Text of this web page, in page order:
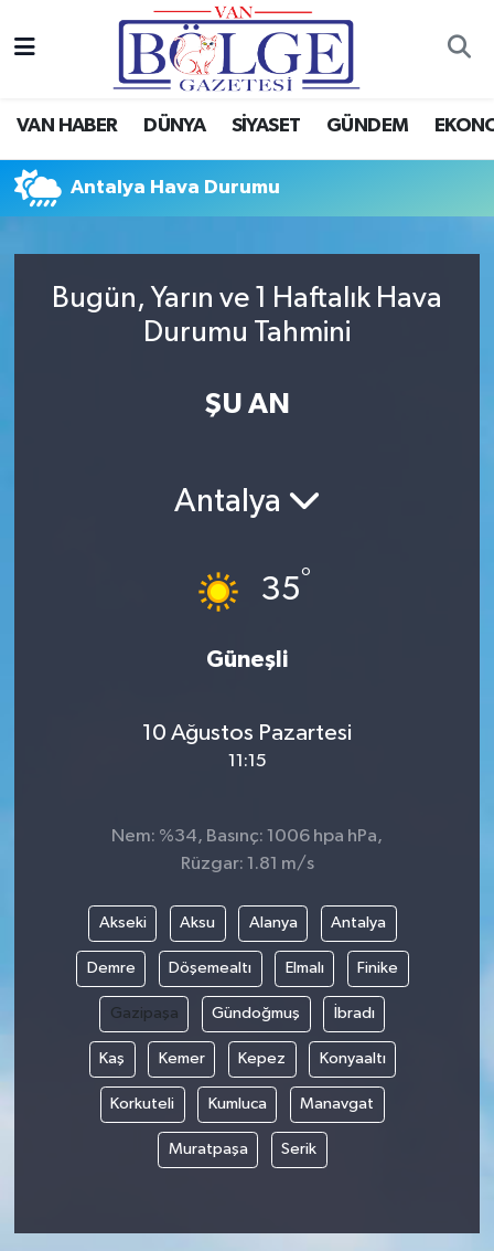
VAN HABER DÜNYA SİYASET GÜNDEM
Antalya Hava Durumu
Bugün, Yarın ve 1 Haftalık Hava
Durumu Tahmini
ŞU AN
Antalya
35°
Güneşli
10 Ağustos Pazartesi
11:15
Nem: %34, Basınç: 1006 hpa hPa,
Rüzgar: 1.81 m/s
Akseki Aksu Alanya Antalya
Demre Döşemealtı Elmalı Finike
Gazipaşa Gündoğmuş İbradı
Kaş Kemer Kepez Konyaaltı
Korkuteli Kumluca Manavgat
Muratpaşa Serik
Van Haber
Gündem
Spor
Ekonomi
Hava Durumu
Puan Durumu ve Fikstür
Tüm Manşetler
Son Dakika Haberleri